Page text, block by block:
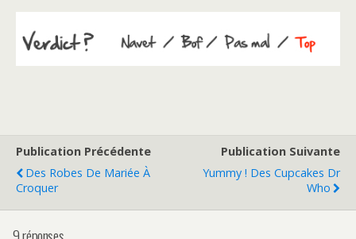
Publication Précédente
Des Robes De Mariée À
Croquer
Publication Suivante
Yummy ! Des Cupcakes Dr
Who